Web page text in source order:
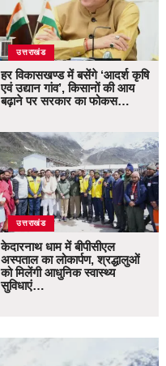
उत्तराखंड
हर विकासखण्ड में बसेंगे ‘आदर्श कृषि
एवं उद्यान गांव’, किसानों की आय
बढ़ाने पर सरकार का फोकस…
उत्तराखंड
केदारनाथ धाम में बीपीसीएल
अस्पताल का लोकार्पण, श्रद्धालुओं
को मिलेंगी आधुनिक स्वास्थ्य
सुविधाएं…